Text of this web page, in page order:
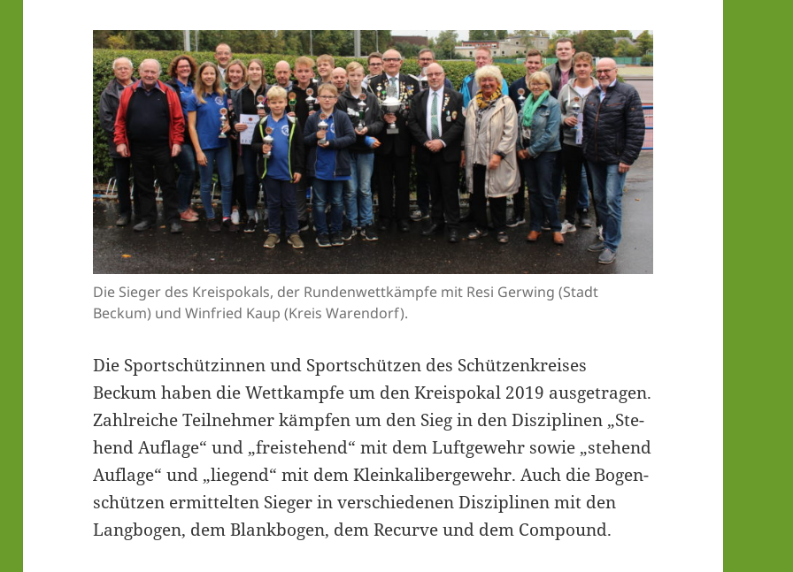
Die Sie­ger des Kreis­po­kals, der Run­den­wett­kämp­fe mit Resi Gerwing (Stadt
Beckum) und Win­fried Kaup (Kreis Warendorf).
Die Sport­schüt­zin­nen und Sport­schüt­zen des Schüt­zen­krei­ses
Beckum haben die Wett­kamp­fe um den Kreis­po­kal 2019 aus­ge­tra­gen.
Zahl­rei­che Teil­neh­mer kämp­fen um den Sieg in den Dis­zi­pli­nen „Ste­
hend Auf­la­ge“ und „frei­ste­hend“ mit dem Luft­ge­wehr sowie „ste­hend
Auf­la­ge“ und „lie­gend“ mit dem Klein­ka­li­ber­ge­wehr. Auch die Bogen­
schüt­zen ermit­tel­ten Sie­ger in ver­schie­de­nen Dis­zi­pli­nen mit den
Lang­bo­gen, dem Blank­bo­gen, dem Recur­ve und dem Compound.